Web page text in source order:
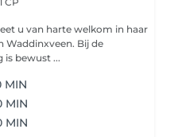
u van harte welkom in haar
Waddinxveen. Bij de
bewust ...
MIN
MIN
MIN